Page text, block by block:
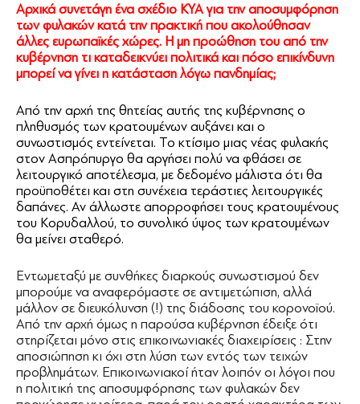
Αρχικά συνετάγη ένα σχέδιο ΚΥΑ για την αποσυμφόρηση
των φυλακών κατά την πρακτική που ακολούθησαν
άλλες ευρωπαϊκές χώρες. Η μη προώθηση του από την
κυβέρνηση τι καταδεικνύει πολιτικά και πόσο επικίνδυνη
μπορεί να γίνει η κατάσταση λόγω πανδημίας;
Από την αρχή της θητείας αυτής της κυβέρνησης ο
πληθυσμός των κρατουμένων αυξάνει και ο
συνωστισμός εντείνεται. Το κτίσιμο μιας νέας φυλακής
στον Ασπρόπυργο θα αργήσει πολύ να φθάσει σε
λειτουργικό αποτέλεσμα, με δεδομένο μάλιστα ότι θα
προϋποθέτει και στη συνέχεια τεράστιες λειτουργικές
δαπάνες. Αν άλλωστε απορροφήσει τους κρατουμένους
του Κορυδαλλού, το συνολικό ύψος των κρατουμένων
θα μείνει σταθερό.
Εντωμεταξύ με συνθήκες διαρκούς συνωστισμού δεν
μπορούμε να αναφερόμαστε σε αντιμετώπιση, αλλά
μάλλον σε διευκόλυνση (!) της διάδοσης του κορονοϊού.
Από την αρχή όμως η παρούσα κυβέρνηση έδειξε ότι
στηρίζεται μόνο στις επικοινωνιακές διαχειρίσεις : Στην
αποσιώπηση κι όχι στη λύση των εντός των τειχών
προβλημάτων. Επικοινωνιακοί ήταν λοιπόν οι λόγοι που
η πολιτική της αποσυμφόρησης των φυλακών δεν